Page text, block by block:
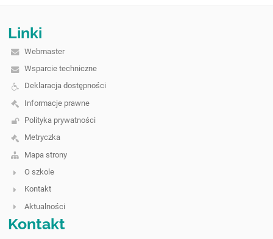
Linki
Webmaster
Wsparcie techniczne
Deklaracja dostępności
Informacje prawne
Polityka prywatności
Metryczka
Mapa strony
O szkole
Kontakt
Aktualności
Kontakt